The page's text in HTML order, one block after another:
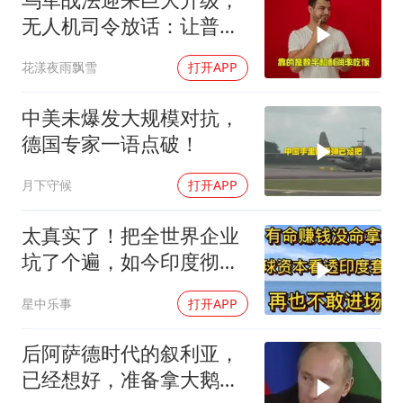
无人机司令放话：让普京
花漾夜雨飘雪 打开APP
中美未爆发大规模对抗，
德国专家一语点破！
月下守候 打开APP
太真实了！把全世界企业
坑了个遍，如今印度彻底
星中乐事 打开APP
后阿萨德时代的叙利亚，
已经想好，准备拿大鹅石